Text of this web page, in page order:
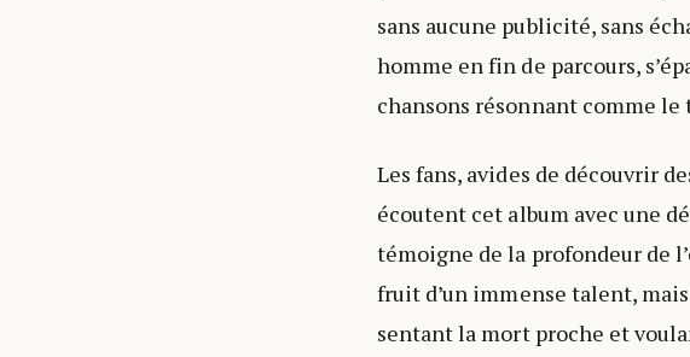
sans aucune publicité, sans
homme en fin de parcours,
chansons résonnant comme
Les fans, avides de découvrir
écoutent cet album avec une
témoigne de la profondeur de
fruit d’un immense talent,
sentant la mort proche et